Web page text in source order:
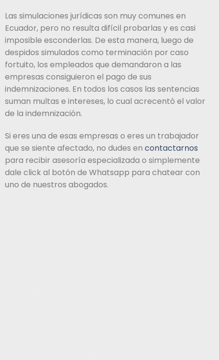
Las simulaciones jurídicas son muy comunes en
Ecuador, pero no resulta difícil probarlas y es casi
imposible esconderlas. De esta manera, luego de
despidos simulados como terminación por caso
fortuito, los empleados que demandaron a las
empresas consiguieron el pago de sus
indemnizaciones. En todos los casos las sentencias
suman multas e intereses, lo cual acrecentó el valor
de la indemnización.
Si eres una de esas empresas o eres un trabajador
que se siente afectado, no dudes en contactarnos
para recibir asesoría especializada o simplemente
dale click al botón de Whatsapp para chatear con
uno de nuestros abogados.